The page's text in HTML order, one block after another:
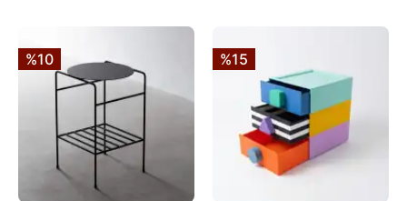
%10 %15